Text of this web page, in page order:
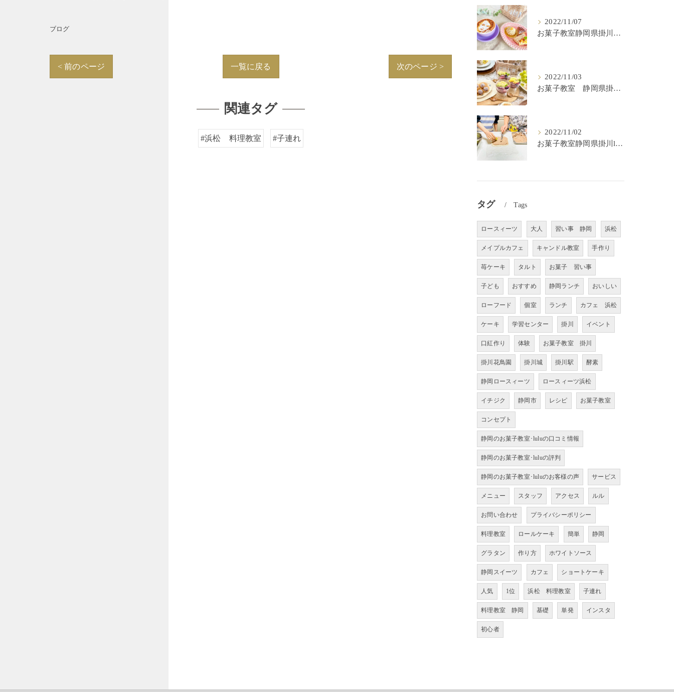
ブログ
< 前のページ 一覧に戻る 次のページ >
関連タグ
#浜松 料理教室 #子連れ
2022/11/07
お菓子教室静岡県掛川市lulu kitchen
2022/11/03
お菓子教室 静岡県掛川市 lulu kitchen
2022/11/02
お菓子教室静岡県掛川lulu kitchen
タグ Tags
ロースィーツ 大人 習い事 静岡 浜松
メイプルカフェ キャンドル教室 手作り
苺ケーキ タルト お菓子 習い事
子ども おすすめ 静岡ランチ おいしい
ローフード 個室 ランチ カフェ 浜松
ケーキ 学習センター 掛川 イベント
口紅作り 体験 お菓子教室 掛川
掛川花鳥園 掛川城 掛川駅 酵素
静岡ロースィーツ ロースィーツ浜松
イチジク 静岡市 レシピ お菓子教室
コンセプト
静岡のお菓子教室･luluの口コミ情報
静岡のお菓子教室･luluの評判
静岡のお菓子教室･luluのお客様の声 サービス
メニュー スタッフ アクセス ルル
お問い合わせ プライバシーポリシー
料理教室 ロールケーキ 簡単 静岡
グラタン 作り方 ホワイトソース
静岡スイーツ カフェ ショートケーキ
人気 1位 浜松 料理教室 子連れ
料理教室 静岡 基礎 単発 インスタ
初心者